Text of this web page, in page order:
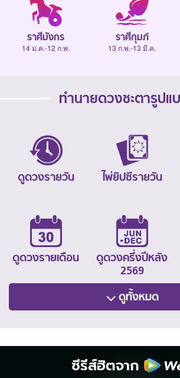
ราศีมังกร
14 ม.ค.-12 ก.พ.
ราศีกุมภ์
13 ก.พ.-13 มี.ค.
ทำนายดวงชะตารูปแ
ดูดวงรายวัน ไพ่ยิปซีรายวัน
ดูดวงรายเดือน
ดูดวงครึ่งปีหลัง
2569
ดูทั้งหมด
ซีรีส์ฮิตจาก